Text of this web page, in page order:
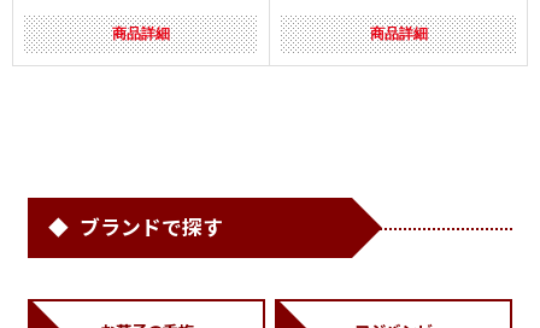
商品詳細 商品詳細
ブランドで探す